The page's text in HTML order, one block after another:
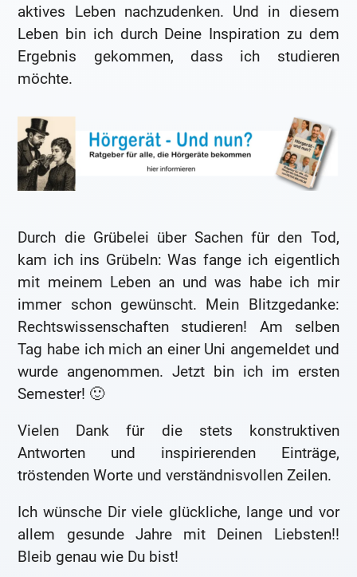
aktives Leben nachzudenken. Und in diesem
Leben bin ich durch Deine Inspiration zu dem
Ergebnis gekommen, dass ich studieren
möchte.
Durch die Grübelei über Sachen für den Tod,
kam ich ins Grübeln: Was fange ich eigentlich
mit meinem Leben an und was habe ich mir
immer schon gewünscht. Mein Blitzgedanke:
Rechtswissenschaften studieren! Am selben
Tag habe ich mich an einer Uni angemeldet und
wurde angenommen. Jetzt bin ich im ersten
Semester! 🙂
Vielen Dank für die stets konstruktiven
Antworten und inspirierenden Einträge,
tröstenden Worte und verständnisvollen Zeilen.
Ich wünsche Dir viele glückliche, lange und vor
allem gesunde Jahre mit Deinen Liebsten!!
Bleib genau wie Du bist!